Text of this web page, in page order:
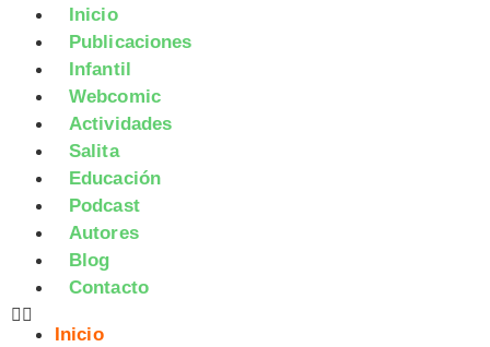
Inicio
Publicaciones
Infantil
Webcomic
Actividades
Salita
Educación
Podcast
Autores
Blog
Contacto
Inicio